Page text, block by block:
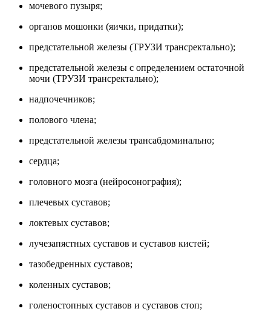
мочевого пузыря;
органов мошонки (яички, придатки);
предстательной железы (ТРУЗИ трансректально);
предстательной железы с определением остаточной
мочи (ТРУЗИ трансректально);
надпочечников;
полового члена;
предстательной железы трансабдоминально;
сердца;
головного мозга (нейросонография);
плечевых суставов;
локтевых суставов;
лучезапястных суставов и суставов кистей;
тазобедренных суставов;
коленных суставов;
голеностопных суставов и суставов стоп;